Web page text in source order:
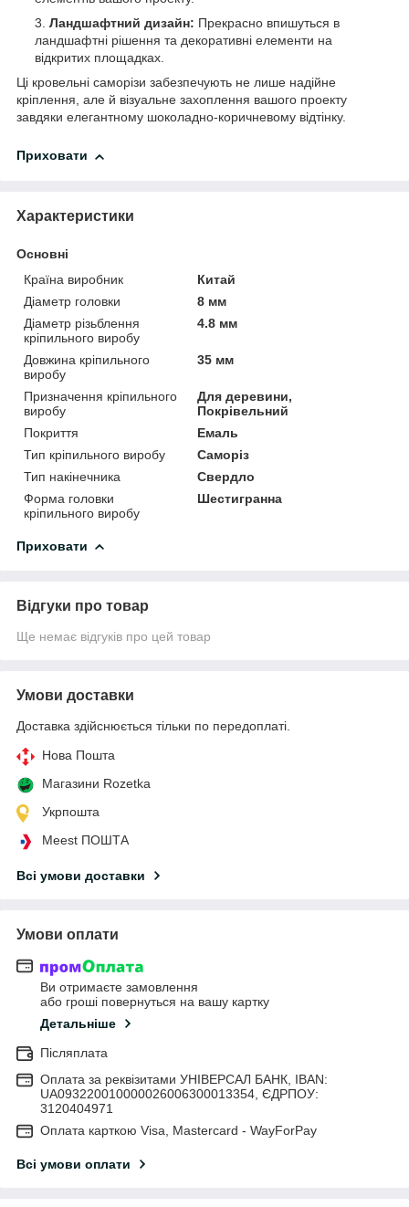
Ландшафтний дизайн: Прекрасно впишуться в
ландшафтні рішення та декоративні елементи на
відкритих площадках.
Ці кровельні саморізи забезпечують не лише надійне
кріплення, але й візуальне захоплення вашого проекту
завдяки елегантному шоколадно-коричневому відтінку.
Приховати
Характеристики
Основні
Країна виробник
Китай
Діаметр головки
8 мм
Діаметр різьблення
кріпильного виробу
4.8 мм
Довжина кріпильного
виробу
35 мм
Призначення кріпильного
виробу
Для деревини,
Покрівельний
Покриття
Емаль
Тип кріпильного виробу
Саморіз
Тип накінечника
Свердло
Форма головки
кріпильного виробу
Шестигранна
Приховати
Відгуки про товар
Ще немає відгуків про цей товар
Умови доставки
Доставка здійснюється тільки по передоплаті.
Нова Пошта
Магазини Rozetka
Укрпошта
Meest ПОШТА
Всі умови доставки
Умови оплати
Ви отримаєте замовлення
або гроші повернуться на вашу картку
Детальніше
Післяплата
Оплата за реквізитами УНІВЕРСАЛ БАНК, IBAN:
UA093220010000026006300013354, ЄДРПОУ:
3120404971
Оплата карткою Visa, Mastercard - WayForPay
Всі умови оплати